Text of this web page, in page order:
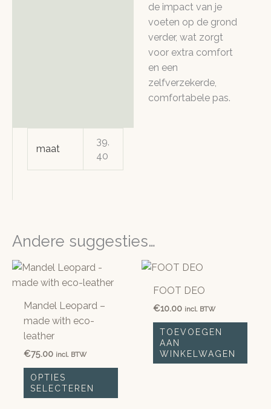
de impact van je
voeten op de grond
verder, wat zorgt
voor extra comfort
en een
zelfverzekerde,
comfortabele pas.
maat
39,
40
Andere suggesties…
Mandel Leopard –
made with eco-
leather
€75.00 incl. BTW
OPTIES
SELECTEREN
Dit
heeft
FOOT DEO
€10.00 incl. BTW
TOEVOEGEN
AAN
WINKELWAGEN